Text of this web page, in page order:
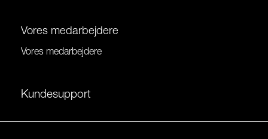
Vores medarbejdere
Vores medarbejdere
Kundesupport